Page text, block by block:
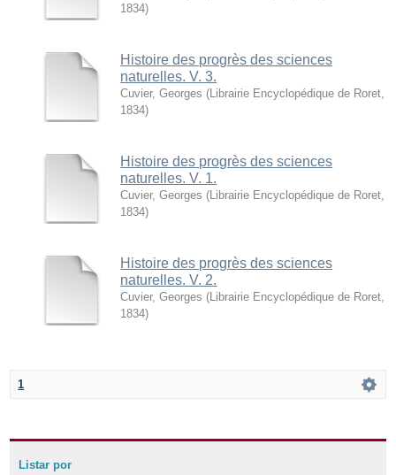
1834)
Histoire des progrès des sciences
naturelles. V. 3.
Cuvier, Georges ( Librairie Encyclopédique de Roret
1834)
Histoire des progrès des sciences
naturelles. V. 1.
Cuvier, Georges ( Librairie Encyclopédique de Roret
1834)
Histoire des progrès des sciences
naturelles. V. 2.
Cuvier, Georges ( Librairie Encyclopédique de Roret
1834)
1
Listar por